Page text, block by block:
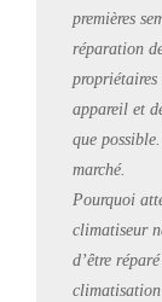
premières
réparation
appareil et
que
marché.
Pourquoi
climatiseur
d’être
climatisation